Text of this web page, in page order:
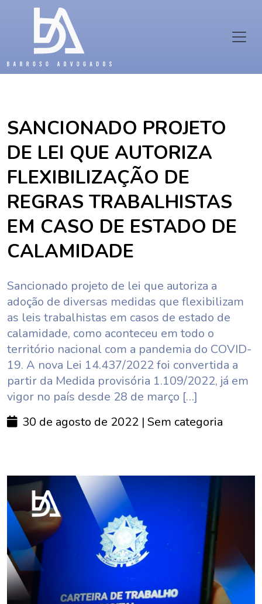
SANCIONADO PROJETO
DE LEI QUE AUTORIZA
FLEXIBILIZAÇÃO DE
REGRAS TRABALHISTAS
EM CASO DE ESTADO DE
CALAMIDADE
Sancionado projeto de lei que autoriza a
adoção de diversas medidas que flexibilizam
as leis trabalhistas em casos de estado de
calamidade, como aconteceu em todo o
território nacional com a pandemia do COVID-
19. A nova Lei 14.437/2022 foi convertida a
partir da Medida provisória 1.109/2022, já em
vigor no país desde 28 de março […]
30 de agosto de 2022 | Sem categoria